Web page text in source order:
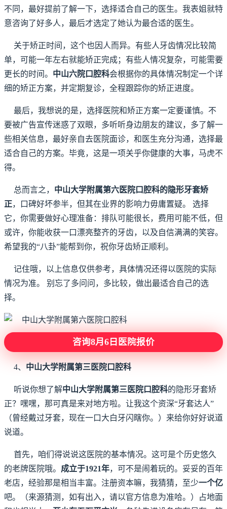
不同，最好提前了解一下，选择适合自己的医生。我表姐就特
意咨询了好多人，最后才选定了她认为最合适的医生。
关于矫正时间，这个也因人而异。有些人牙齿情况比较简
单，可能一年左右就能矫正完成；有些人情况复杂，可能需要
更长的时间。 中山六院口腔科会根据你的具体情况制定一个详
细的矫正方案，并定期复诊，全程跟踪你的矫正进度。
最后，我想说的是，选择医院和矫正方案一定要谨慎。不
要被广告宣传迷惑了双眼，多听听身边朋友的建议，多了解一
些相关信息，最好亲自去医院面诊，和医生充分沟通，选择最
适合自己的方案。毕竟，这是一项关乎你健康的大事，马虎不
得。
总而言之， 中山大学附属第六医院口腔科的隐形牙套矫
正，口碑好坏参半，但其在业界的影响力毋庸置疑。 选择
它，你需要做好心理准备：排队可能很长，费用可能不低，但
或许，你能收获一口漂亮整齐的牙齿，以及自信满满的笑容。
希望我的“八卦”能帮到你，祝你牙齿矫正顺利。
记住哦，以上信息仅供参考，具体情况还得以医院的实际
情况为准。 别忘了多问问，多比较，做出最适合自己的选
择。
咨询8月6日医院报价
4、 中山大学附属第三医院口腔科
听说你想了解中山大学附属第三医院口腔科的隐形牙套矫
正？嘿嘿，那可真是来对地方啦。让我这个资深“牙套达人”
（曾经戴过牙套，现在一口大白牙闪瞎你。）来给你好好说道
说道。
首先，咱们得说说这医院的基本情况。这可是个历史悠久
的老牌医院哦。 成立于1921年，可不是闹着玩的。妥妥的百年
老店，经验那是相当丰富。注册资本嘛，我猜猜，至少一个亿
吧。（来源猜测，如有出入，请以官方信息为准哈。）占地面